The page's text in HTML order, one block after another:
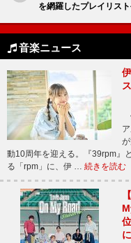
を網羅したプレイリス
音楽ニュース
動10周年を迎える。『39rpm』
る「rpm」に、伊 … 続きを読む